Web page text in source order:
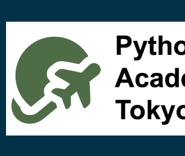
ン
ン
ツ
へ
キ
ッ
プ